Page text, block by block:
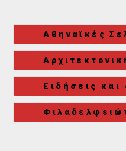
Αθηναϊκές
Ειδήσεις και